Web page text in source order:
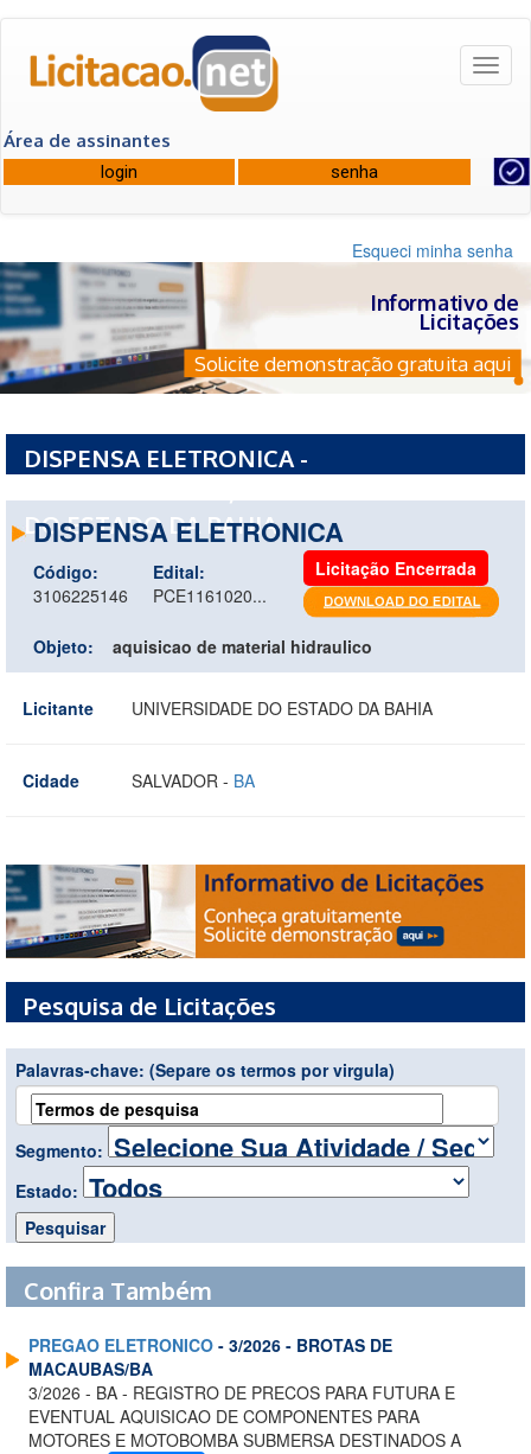
Área de assinantes
Esqueci minha senha
Informativo de
Licitações
Solicite demonstração gratuita aqui
DISPENSA ELETRONICA -
DO ESTADO DA BAHIA
DISPENSA ELETRONICA
Código:
3106225146
Edital:
PCE1161020...
Licitação Encerrada
Objeto: aquisicao de material hidraulico
Licitante UNIVERSIDADE DO ESTADO DA BAHIA
Cidade SALVADOR - BA
Pesquisa de Licitações
Palavras-chave: (Separe os termos por virgula)
Segmento:
Estado:
Confira Também
PREGAO ELETRONICO - 3/2026 - BROTAS DE
MACAUBAS/BA
3/2026 - BA - REGISTRO DE PRECOS PARA FUTURA E
EVENTUAL AQUISICAO DE COMPONENTES PARA
MOTORES E MOTOBOMBA SUBMERSA DESTINADOS A